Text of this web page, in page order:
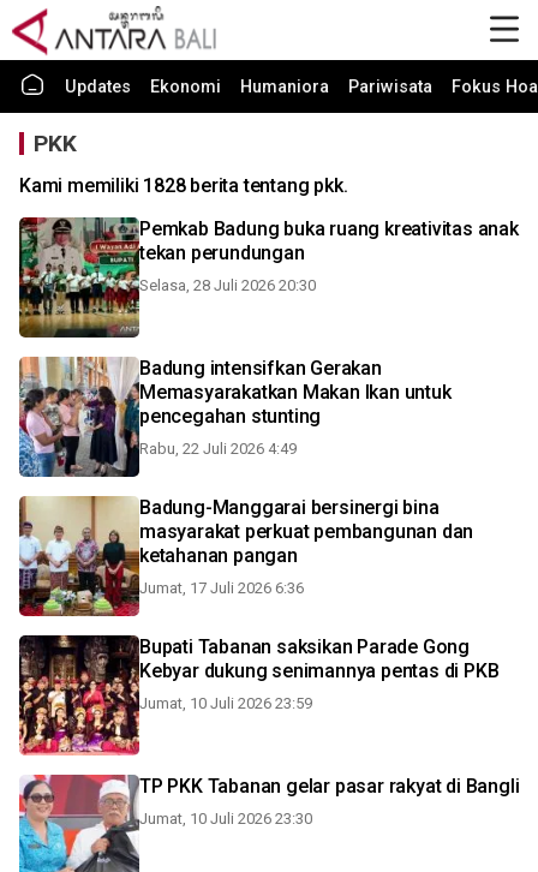
Updates Ekonomi Humaniora Pariwisata Fokus
PKK
Kami memiliki 1828 berita tentang pkk.
Pemkab Badung buka ruang kreativitas anak
tekan perundungan
Selasa, 28 Juli 2026 20:30
Badung intensifkan Gerakan
Memasyarakatkan Makan Ikan untuk
pencegahan stunting
Rabu, 22 Juli 2026 4:49
Badung-Manggarai bersinergi bina
masyarakat perkuat pembangunan dan
ketahanan pangan
Jumat, 17 Juli 2026 6:36
Bupati Tabanan saksikan Parade Gong
Kebyar dukung senimannya pentas di PKB
Jumat, 10 Juli 2026 23:59
TP PKK Tabanan gelar pasar rakyat di Bangli
Jumat, 10 Juli 2026 23:30